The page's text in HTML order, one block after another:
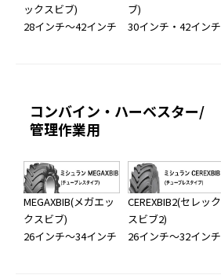
ックスビブ)
28インチ～42インチ
ブ)
30インチ・42インチ
コンバイン・ハーベスター/
管理作業用
MEGAXBIB(メガエッ
クスビブ)
26インチ～34インチ
CEREXBIB2(セレック
スビブ2)
26インチ～32インチ